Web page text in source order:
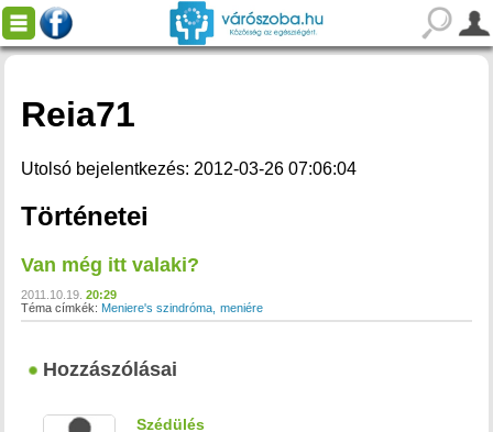
Reia71
Utolsó bejelentkezés: 2012-03-26 07:06:04
Történetei
Van még itt valaki?
2011.10.19. 20:29
Téma címkék: Meniere's szindróma meniére
Hozzászólásai
Szédülés